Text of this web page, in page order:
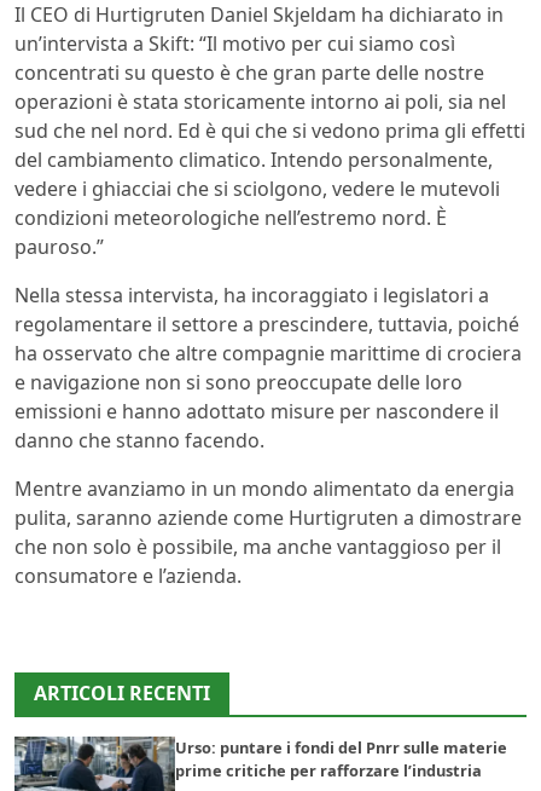
Il CEO di Hurtigruten Daniel Skjeldam ha dichiarato in
un’intervista a Skift: “Il motivo per cui siamo così
concentrati su questo è che gran parte delle nostre
operazioni è stata storicamente intorno ai poli, sia nel
sud che nel nord. Ed è qui che si vedono prima gli effetti
del cambiamento climatico. Intendo personalmente,
vedere i ghiacciai che si sciolgono, vedere le mutevoli
condizioni meteorologiche nell’estremo nord. È
pauroso.”
Nella stessa intervista, ha incoraggiato i legislatori a
regolamentare il settore a prescindere, tuttavia, poiché
ha osservato che altre compagnie marittime di crociera
e navigazione non si sono preoccupate delle loro
emissioni e hanno adottato misure per nascondere il
danno che stanno facendo.
Mentre avanziamo in un mondo alimentato da energia
pulita, saranno aziende come Hurtigruten a dimostrare
che non solo è possibile, ma anche vantaggioso per il
consumatore e l’azienda.
ARTICOLI RECENTI
Urso: puntare i fondi del Pnrr sulle materie
prime critiche per rafforzare l’industria